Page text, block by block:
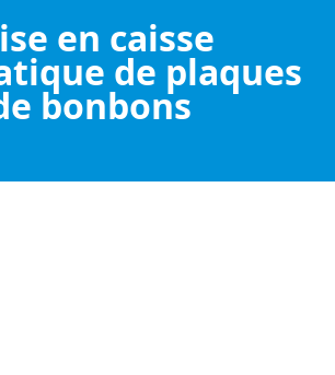
en caisse
de plaques
bonbons